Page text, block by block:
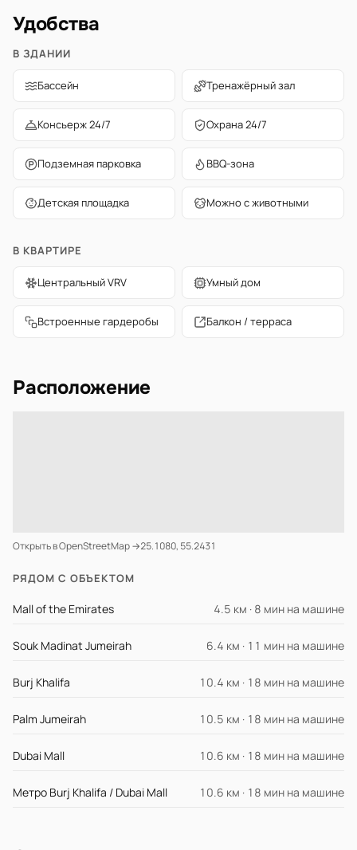
Удобства
В ЗДАНИИ
Бассейн Тренажёрный зал
Консьерж 24/7 Охрана 24/7
Подземная парковка BBQ-зона
Детская площадка Можно с животными
В КВАРТИРЕ
Центральный VRV Умный дом
Встроенные гардеробы Балкон / терраса
Расположение
Открыть в OpenStreetMap →25.1080, 55.2431
РЯДОМ С ОБЪЕКТОМ
Mall of the Emirates 4.5 км · 8 мин на машине
Souk Madinat Jumeirah 6.4 км · 11 мин на машине
Burj Khalifa 10.4 км · 18 мин на машине
Palm Jumeirah 10.5 км · 18 мин на машине
Dubai Mall 10.6 км · 18 мин на машине
Метро Burj Khalifa / Dubai Mall 10.6 км · 18 мин на машине